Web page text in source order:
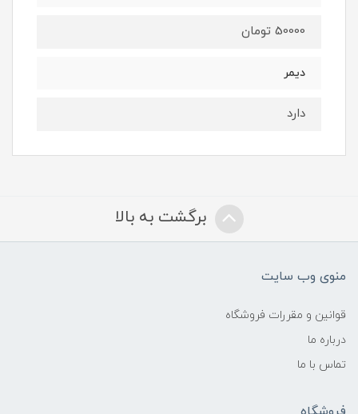
50000 تومان
دیمر
دارد
برگشت به بالا
منوی وب سایت
قوانین و مقررات فروشگاه
درباره ما
تماس با ما